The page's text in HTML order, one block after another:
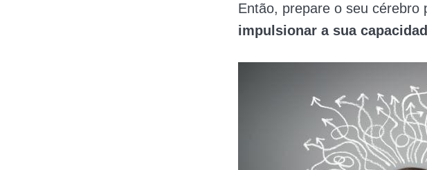
Então, prepare o seu cérebro
impulsionar a sua